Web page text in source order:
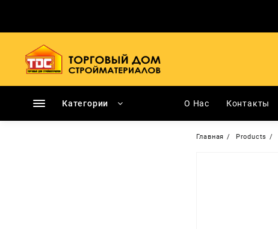
содержимому
Категории О Нас Контакты
Главная Products